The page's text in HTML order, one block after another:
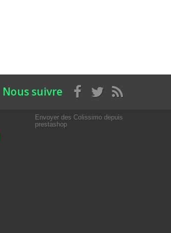
Nous suivre
Envoyer des Colissimo depuis
prestashop